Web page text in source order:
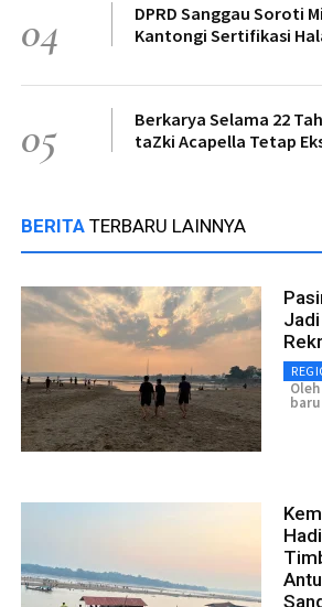
04
DPRD Sanggau Soroti
Kantongi Sertifikasi
05
Berkarya Selama 22
taZki Acapella Tetap
BERITA TERBARU LAINNYA
Oleh
baru